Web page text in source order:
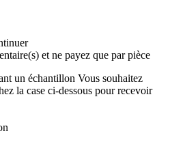
et ne payez que par pièce
un échantillon Vous souhaitez
la case ci-dessous pour recevoir